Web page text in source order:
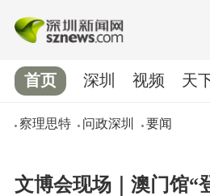
首页
察理思特 问政深圳 要闻
深圳 视频 天
文博会现场｜澳门馆“